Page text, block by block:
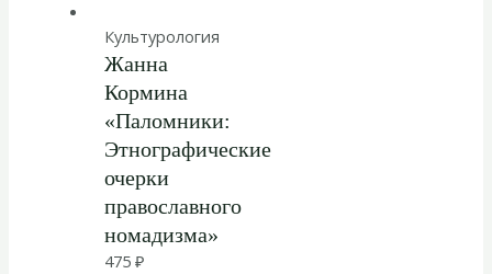
Культурология
Жанна
Кормина
«Паломники:
Этнографические
очерки
православного
номадизма»
475₽